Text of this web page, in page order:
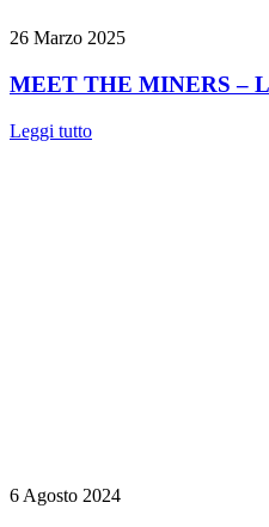
26 Marzo 2025
MEET THE MINERS –
Leggi tutto
6 Agosto 2024